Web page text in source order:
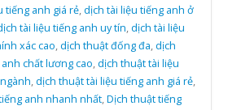
tiếng anh giá rẻ,dịch tài liệu tiếng anh ở
tài liệu tiếng anh uy tín,dịch tài liệu
xác cao,dịch thuật đống đa,dịch
chất lương cao,dịch thuật tài liệu
,dịch thuật tài liệu tiếng anh giá rẻ,
anh nhanh nhất,Dịch thuật tiếng